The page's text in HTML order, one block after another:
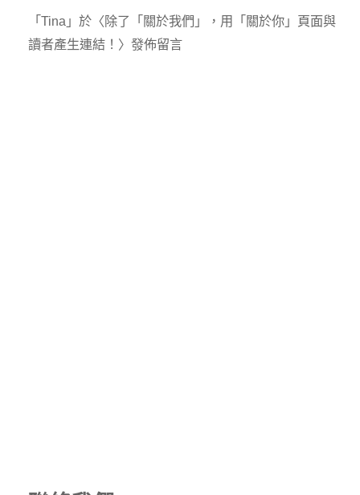
「 Tina 」於〈 除了「關於我們」，用「關於你」頁面與
讀者產生連結！ 〉發佈留言